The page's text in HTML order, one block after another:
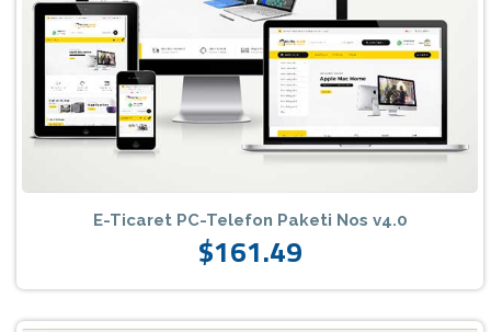
E-Ticaret PC-Telefon Paketi Nos v4.0
$161.49